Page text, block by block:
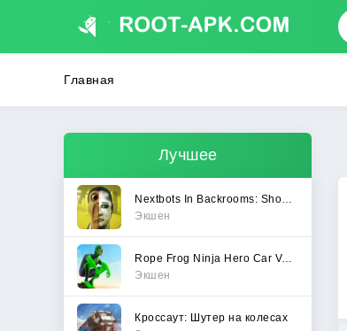
Главная
Лучшее
Экшен
Rope Frog Ninja Hero Car Vegas
Экшен
Кроссаут: Шутер на колесах